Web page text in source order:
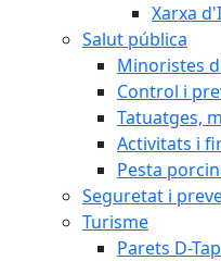
Xarxa
Salut pública
Minoristes
Control i
Tatuatges,
Activitats i
Pesta
Seguretat i
Turisme
Parets D-